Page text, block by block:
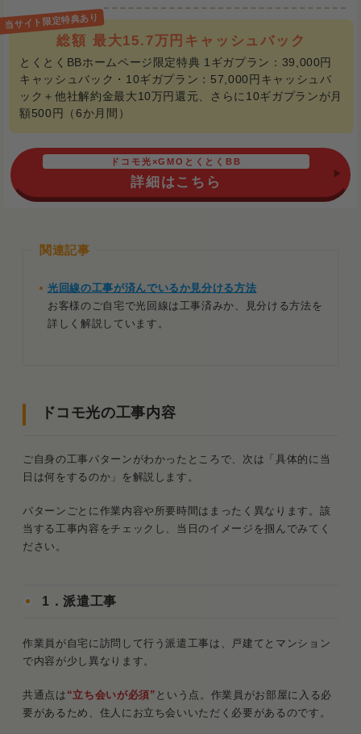
総額 最大15.7万円キャッシュバック
とくとくBBホームページ限定特典 1ギガプラン：39,000円
キャッシュバック・10ギガプラン：57,000円キャッシュバ
ック＋他社解約金最大10万円還元、さらに10ギガプランが月
額500円（6か月間）
ドコモ光×GMOとくとくBB
詳細はこちら
関連記事
光回線の工事が済んでいるか見分ける方法
お客様のご自宅で光回線は工事済みか、見分ける方法を
詳しく解説しています。
ドコモ光の工事内容
ご自身の工事パターンがわかったところで、次は「具体的に当
日は何をするのか」を解説します。
パターンごとに作業内容や所要時間はまったく異なります。該
当する工事内容をチェックし、当日のイメージを掴んでみてく
ださい。
1．派遣工事
作業員が自宅に訪問して行う派遣工事は、戸建てとマンション
で内容が少し異なります。
共通点は “立ち会いが必須” という点。作業員がお部屋に入る必
要があるため、住人にお立ち会いいただく必要があるのです。